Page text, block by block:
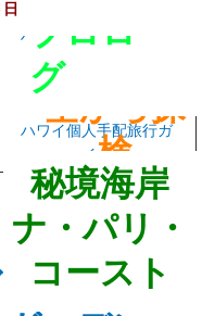
日
秘境海岸
ナ・パリ・
コースト
プロロー
グ
ートン・
空から探
検
ハワイおすすめ！ ホ
テルランキング
ハワイ個人手配旅行ガ
イド